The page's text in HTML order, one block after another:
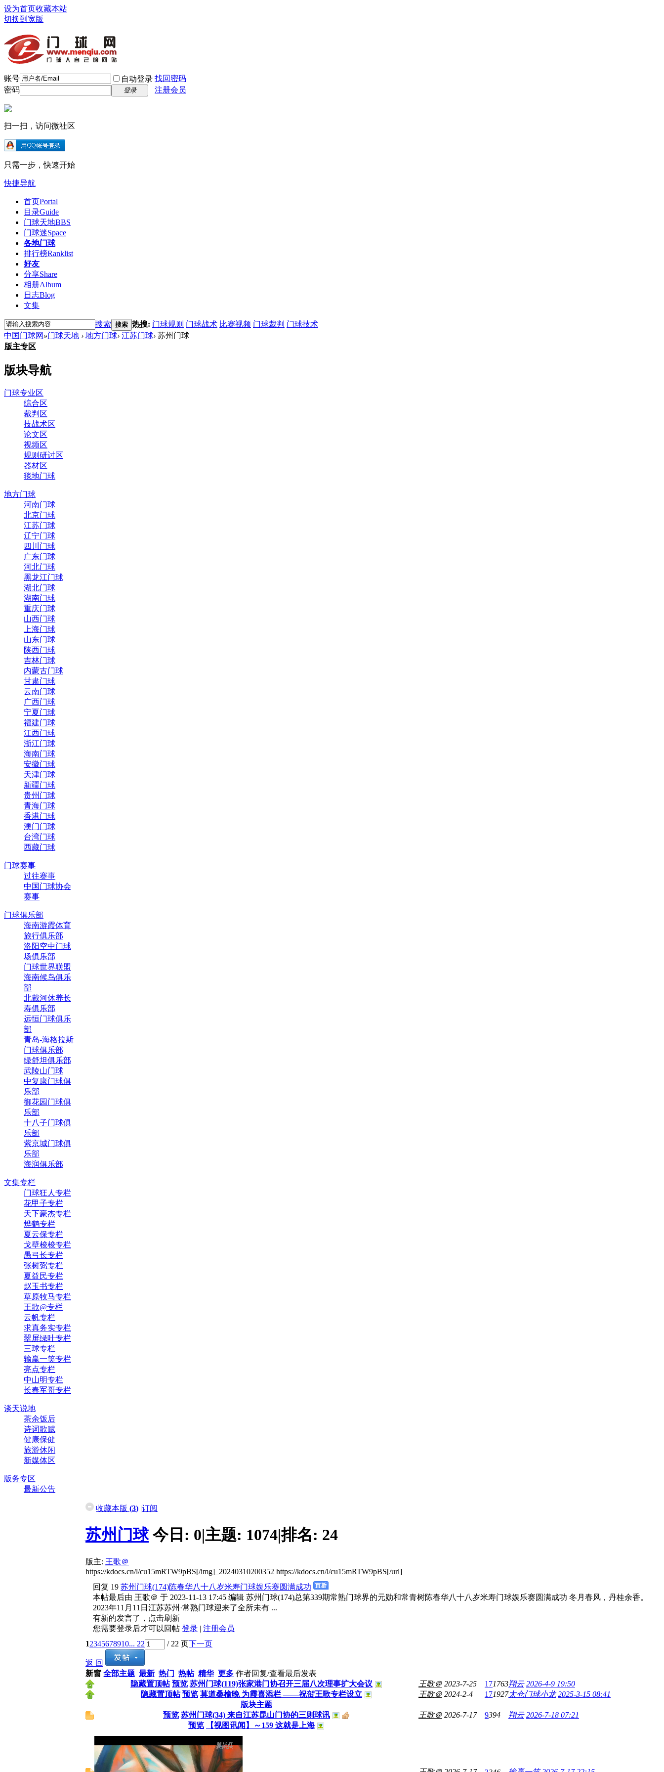
设为首页收藏本站
切换到宽版
账号 自动登录 找回密码
密码
登录 注册会员
扫一扫，访问微社区
只需一步，快速开始
快捷导航
首页Portal
目录Guide
门球天地BBS
门球迷Space
各地门球
排行榜Ranklist
好友
分享Share
相册Album
日志Blog
文集
搜索 搜索 热搜: 门球规则 门球战术 比赛视频 门球裁判 门球技术
中国门球网 »门球天地 › 地方门球› 江苏门球› 苏州门球
版主专区
版块导航
门球专业区
综合区
裁判区
技战术区
论文区
视频区
规则研讨区
器材区
毯地门球
地方门球
河南门球
北京门球
江苏门球
辽宁门球
四川门球
广东门球
河北门球
黑龙江门球
湖北门球
湖南门球
重庆门球
山西门球
上海门球
山东门球
陕西门球
吉林门球
内蒙古门球
甘肃门球
云南门球
广西门球
宁夏门球
福建门球
江西门球
浙江门球
海南门球
安徽门球
天津门球
新疆门球
贵州门球
青海门球
香港门球
澳门门球
台湾门球
西藏门球
门球赛事
过往赛事
中国门球协会
赛事
门球俱乐部
海南游霞体育
旅行俱乐部
洛阳空中门球
场俱乐部
门球世界联盟
海南候鸟俱乐
部
北戴河休养长
寿俱乐部
远恒门球俱乐
部
青岛-海格拉斯
门球俱乐部
绿舒坦俱乐部
武陵山门球
中复康门球俱
乐部
御花园门球俱
乐部
十八子门球俱
乐部
紫京城门球俱
乐部
海润俱乐部
文集专栏
门球狂人专栏
花甲子专栏
天下豪杰专栏
烨鹤专栏
夏云保专栏
戈壁梭梭专栏
愚弓长专栏
张树弼专栏
夏益民专栏
赵玉书专栏
草原牧马专栏
王歌@专栏
云帆专栏
求真务实专栏
翠屏绿叶专栏
三球专栏
输赢一笑专栏
亮点专栏
中山明专栏
长春军哥专栏
谈天说地
茶余饭后
诗词歌赋
健康保健
旅游休闲
新媒体区
版务专区
最新公告
收藏本版 (3) |订阅
苏州门球 今日: 0|主题: 1074|排名: 24
版主: 王歌＠
https://kdocs.cn/l/cu15mRTW9pBS[/img]_20240310200352 https://kdocs.cn/l/cu15mRTW9pBS[/url]
回复 19 苏州门球(174)陈春华八十八岁米寿门球娱乐赛圆满成功
本帖最后由 王歌＠ 于 2023-11-13 17:45 编辑 苏州门球(174)总第339期常熟门球界的元勋和常青树陈春华八十八岁米寿门球娱乐赛圆满成功 冬月春风，丹桂余香。
2023年11月11日江苏苏州·常熟门球迎来了全所未有 ...
有新的发言了，点击刷新
您需要登录后才可以回帖 登录 | 注册会员
12345678910... 22 / 22 页下一页
返 回
新窗 全部主题 最新 热门 热帖 精华 更多 作者回复/查看最后发表
隐藏置顶帖 预览 苏州门球(119)张家港门协召开三届八次理事扩大会议 王歌＠ 2023-7-25 171763翔云 2026-4-9 19:50
隐藏置顶帖 预览 莫道桑榆晚 为霞喜添栏 ——祝贺王歌专栏设立 王歌＠ 2024-2-4 171927太仓门球小龙 2025-3-15 08:41
版块主题
预览 苏州门球(34) 来自江苏昆山门协的三则球讯 王歌＠ 2026-7-17 9394 翔云 2026-7-18 07:21
预览
【视图讯闻】～159 这就是上海